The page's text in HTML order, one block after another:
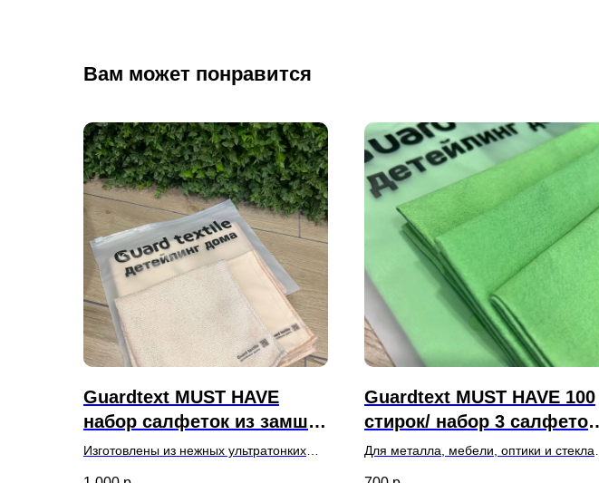
Вам может понравится
Guardtext MUST HAVE
набор салфеток из замши
и микрофибры/ салфетки
Изготовлены из нежных ультратонких
Guardtext MUST HAVE 100
стирок/ набор 3 салфеток
из нетканой микрофибры/
Для металла, мебели, оптики и стекла,